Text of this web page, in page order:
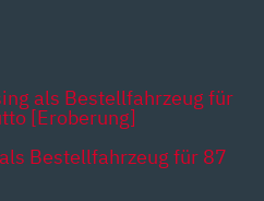
als Bestellfahrzeug für
[Eroberung]
Bestellfahrzeug für 87